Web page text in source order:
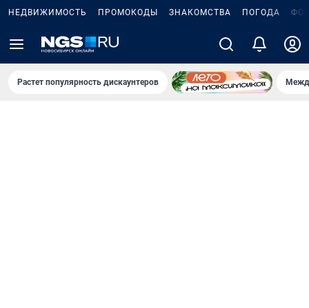
НЕДВИЖИМОСТЬ ПРОМОКОДЫ ЗНАКОМСТВА ПОГОДА
Растет популярность дискаунтеров